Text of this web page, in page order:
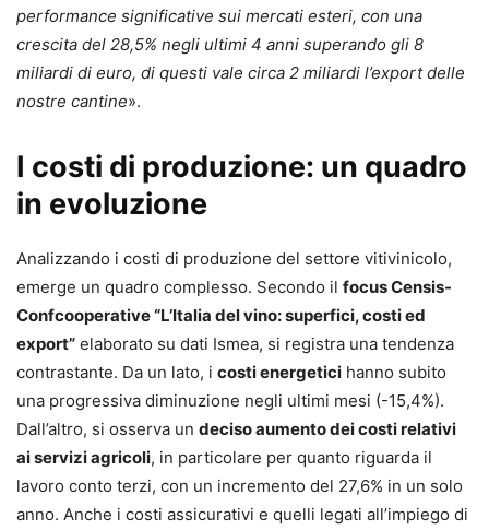
performance significative sui mercati esteri, con una
crescita del 28,5% negli ultimi 4 anni superando gli 8
miliardi di euro, di questi vale circa 2 miliardi l’export delle
nostre cantine».
I costi di produzione: un quadro
in evoluzione
Analizzando i costi di produzione del settore vitivinicolo,
emerge un quadro complesso. Secondo il focus Censis-
Confcooperative “L’Italia del vino: superfici, costi ed
export” elaborato su dati Ismea, si registra una tendenza
contrastante. Da un lato, i costi energetici hanno subito
una progressiva diminuzione negli ultimi mesi (-15,4%).
Dall’altro, si osserva un deciso aumento dei costi relativi
ai servizi agricoli, in particolare per quanto riguarda il
lavoro conto terzi, con un incremento del 27,6% in un solo
anno. Anche i costi assicurativi e quelli legati all’impiego di